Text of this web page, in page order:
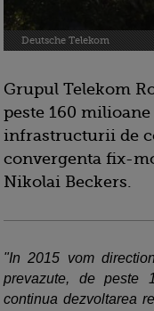
Deutsche Telekom
Grupul Telekom
peste 160
infrastructurii de
convergenta fix-
Nikolai Beckers.
"In 2015 vom
prevazute, de peste
continua dezvoltarea